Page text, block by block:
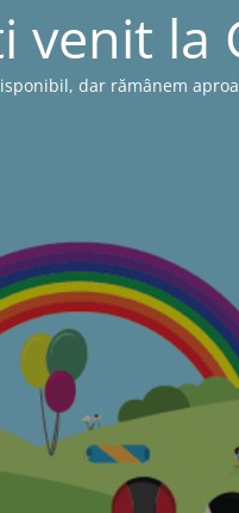
venit la
dar rămânem